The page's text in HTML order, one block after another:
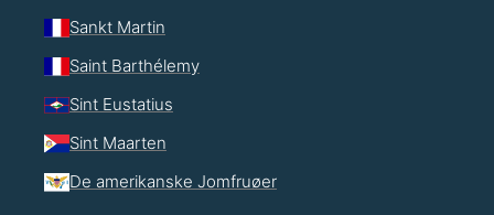
Sankt Martin
Saint Barthélemy
Sint Eustatius
Sint Maarten
De amerikanske Jomfruøer